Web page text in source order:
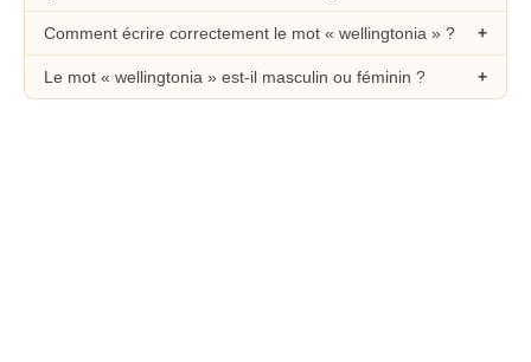
Comment écrire correctement le mot « wellingtonia » ?
Le mot « wellingtonia » est-il masculin ou féminin ?